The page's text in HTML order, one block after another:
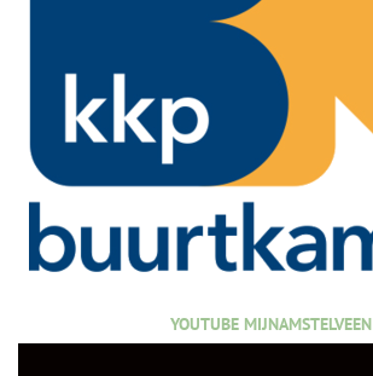
YOUTUBE MIJNAMSTELVEEN